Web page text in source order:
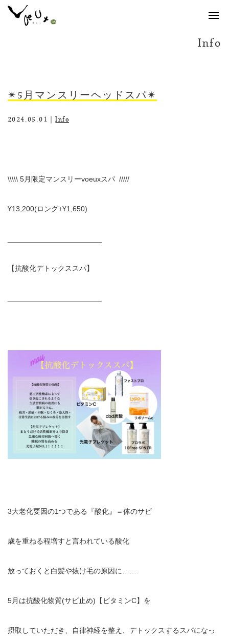
Info
✴︎5月マンスリーヘッドスパ✴︎
2024.05.01｜Info
\\\\\ 5月限定マンスリーvoeuxスパ /////
¥13,200(ロング+¥1,650)
【抗酸化デトックススパ】
3大老化要因の1つである『酸化』＝体のサビ
歳を重ねる程増すと言われている酸化
放っておくと白髪や抜け毛の原因に
5月は抗酸化物質(サビ止め) 【ビタミンC】を
摂取していただき、自律神経を整え、デトックスするスパになっ